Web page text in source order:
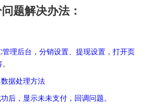
题解决办法：
管理后台，分销设置、提现设置，打开页
。
据处理方法
后，显示未未支付，回调问题。